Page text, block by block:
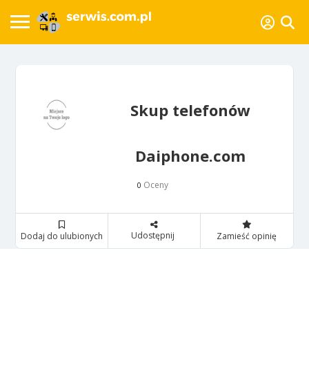
Skup telefonów
Daiphone.com
0 Oceny
Dodaj do ulubionych Udostępnij Zamieść opinię